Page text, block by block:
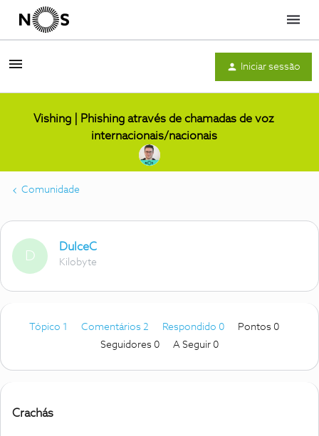
Menu
Iniciar sessão
Vishing | Phishing através de chamadas de voz
internacionais/nacionais
Comunidade
D
DulceC
Kilobyte
Tópico 1 Comentários 2 Respondido 0
Pontos 0
Seguidores 0 A Seguir 0
Crachás